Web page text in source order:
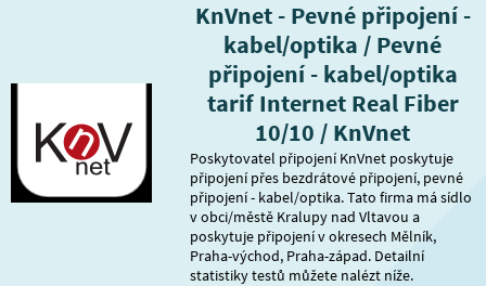
KnVnet - Pevné připojení -
kabel/optika / Pevné
připojení - kabel/optika
tarif Internet Real Fiber
10/10 / KnVnet
Poskytovatel připojení KnVnet poskytuje
připojení přes bezdrátové připojení, pevné
připojení - kabel/optika. Tato firma má sídlo
v obci/městě Kralupy nad Vltavou a
poskytuje připojení v okresech Mělník,
Praha-východ, Praha-západ. Detailní
statistiky testů můžete nalézt níže.